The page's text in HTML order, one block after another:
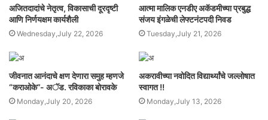
अजितदादांचे नेतृत्व, विकासाची दूरदृष्टी
आणि निर्णयक्षम कार्यशैली
Wednesday,July 22, 2026
आत्मा मालिक एनडीए अकॅडमीच्या प्रबुद्ध
संजय इंगळेची लेफ्टनंटपदी निवड
Tuesday,July 21, 2026
जीवनात आनंदाचे क्षण देणारा समुह म्हणजे
“कराओके”- अॅड. रविकाका बोरावके
Monday,July 20, 2026
अकरावीच्या नवोदित विद्यार्थ्यांचे जल्लोषात
स्वागत !!
Monday,July 13, 2026